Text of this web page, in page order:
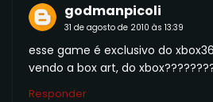
godmanpicoli
31 de agosto de 2010 às 13:39
esse game é exclusivo do
vendo a box art, do
Responder